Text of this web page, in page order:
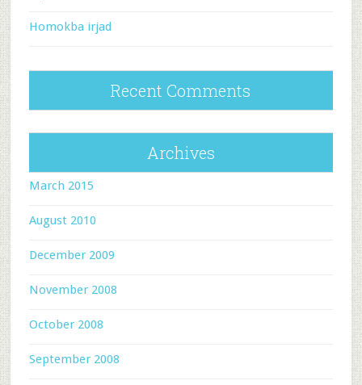
Homokba irjad
Recent Comments
Archives
March 2015
August 2010
December 2009
November 2008
October 2008
September 2008